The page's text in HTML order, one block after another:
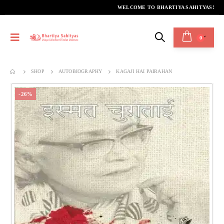
WELCOME TO BHARTIYA SAHITYAS!
0
SHOP AUTOBIOGRAPHY KAGAJI HAI PAIRAHAN
-26%